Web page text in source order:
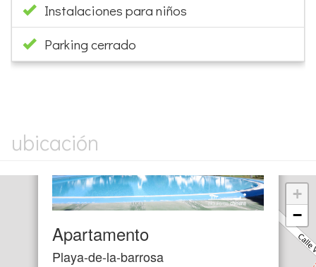
Instalaciones para niños
Parking cerrado
ubicación
Apartamento
Playa-de-la-barrosa
+
−